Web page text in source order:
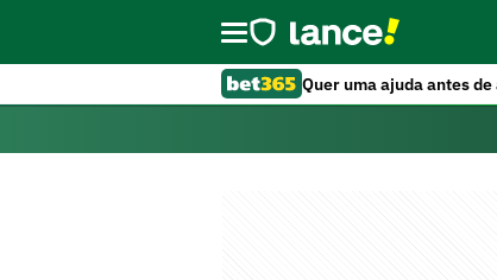
Quer uma ajuda antes